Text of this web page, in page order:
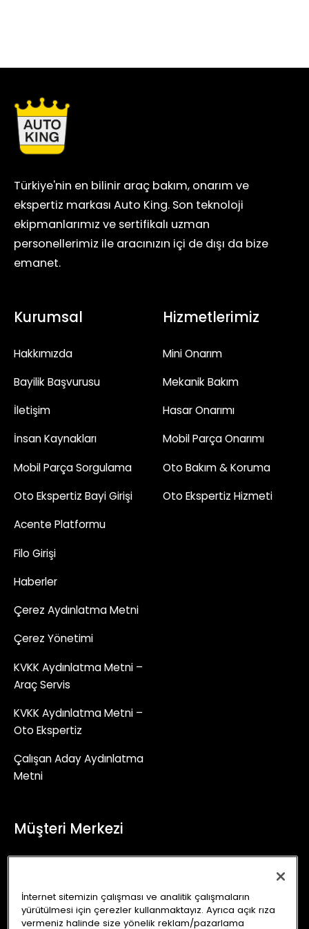
standartlarına uygun, güvenilir markaların
rot ayarının kontrol edilmesi ve gerekirse
yeniden yapılması şiddetle tavsiye edilir. Bu,
işlemin tamamlayıcı ve önemli bir parçasıdır.
Türkiye'nin en bilinir araç bakım, onarım ve
ekspertiz markası Auto King. Son teknoloji
ekipmanlarımız ve sertifikalı uzman
personellerimiz ile aracınızın içi de dışı da bize
emanet.
Kurumsal
Hakkımızda
Bayilik Başvurusu
İletişim
İnsan Kaynakları
Mobil Parça Sorgulama
Oto Ekspertiz Bayi Girişi
Acente Platformu
Filo Girişi
Haberler
Çerez Aydınlatma Metni
Çerez Yönetimi
KVKK Aydınlatma Metni –
Araç Servis
KVKK Aydınlatma Metni –
Oto Ekspertiz
Çalışan Aday Aydınlatma
Metni
Hizmetlerimiz
Mini Onarım
Mekanik Bakım
Hasar Onarımı
Mobil Parça Onarımı
Oto Bakım & Koruma
Oto Ekspertiz Hizmeti
Müşteri Merkezi
İletişim Formu
info@autoking.com.tr
İnternet sitemizin çalışması ve analitik çalışmaların
yürütülmesi için çerezler kullanmaktayız. Ayrıca açık rıza
vermeniz halinde size yönelik reklam/pazarlama